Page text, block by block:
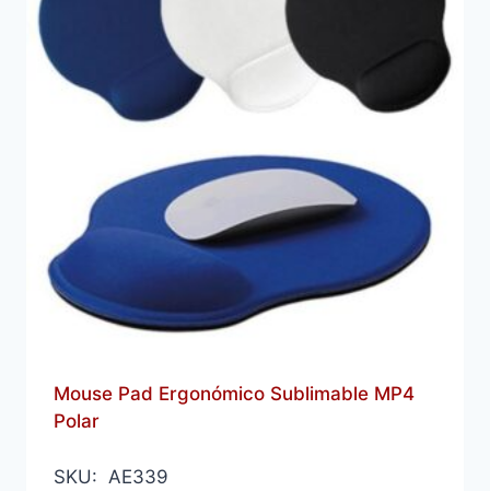
Mouse Pad Ergonómico Sublimable MP4
Polar
SKU: AE339